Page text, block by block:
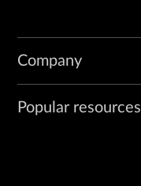
Company
Popular resources